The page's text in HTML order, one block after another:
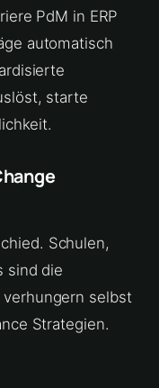
PdM in ERP
automatisch
starte
Schulen,
sind die
selbst
Strategien.